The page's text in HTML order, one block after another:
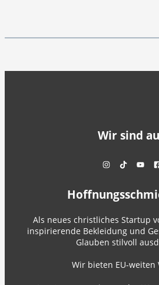
Wir sind
Als neues christliches Startup
inspirierende Bekleidung und
Glauben stilvoll
Wir bieten EU-weiten